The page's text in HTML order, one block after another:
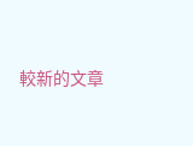
較新的文章